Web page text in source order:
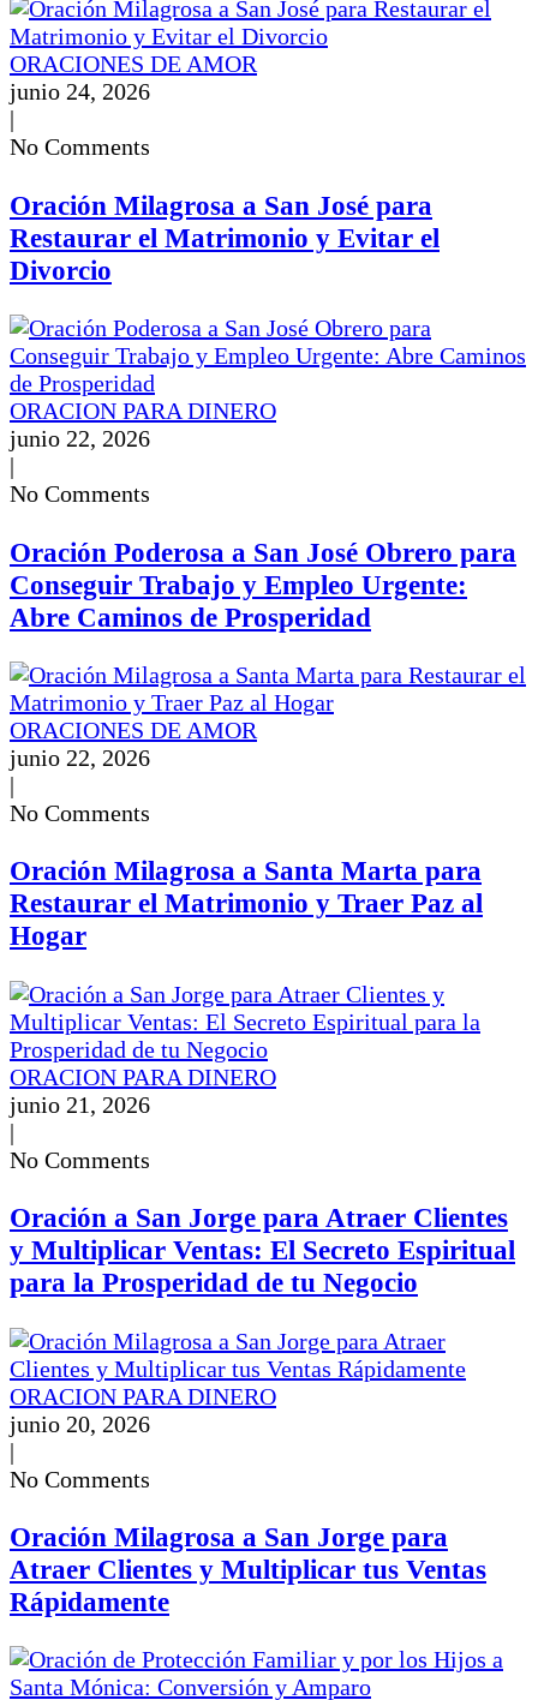
ORACIONES DE AMOR
junio 24, 2026
|
No Comments
Oración Milagrosa a San José para
Restaurar el Matrimonio y Evitar el
Divorcio
ORACION PARA DINERO
junio 22, 2026
|
No Comments
Oración Poderosa a San José Obrero para
Conseguir Trabajo y Empleo Urgente:
Abre Caminos de Prosperidad
ORACIONES DE AMOR
junio 22, 2026
|
No Comments
Oración Milagrosa a Santa Marta para
Restaurar el Matrimonio y Traer Paz al
Hogar
ORACION PARA DINERO
junio 21, 2026
|
No Comments
Oración a San Jorge para Atraer Clientes
y Multiplicar Ventas: El Secreto Espiritual
para la Prosperidad de tu Negocio
ORACION PARA DINERO
junio 20, 2026
|
No Comments
Oración Milagrosa a San Jorge para
Atraer Clientes y Multiplicar tus Ventas
Rápidamente